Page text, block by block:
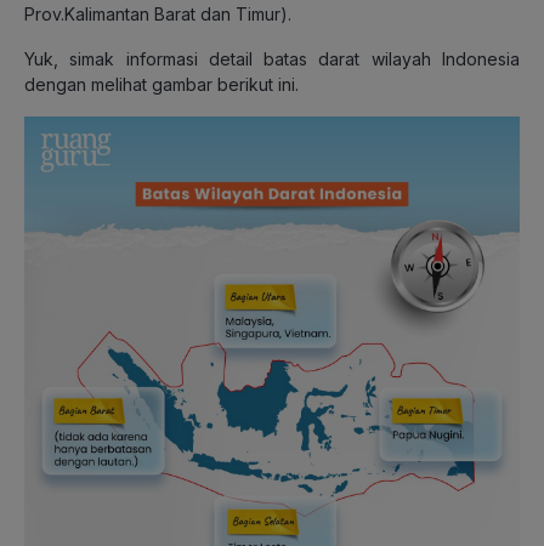
Prov.Kalimantan Barat dan Timur).
Yuk, simak informasi detail batas darat wilayah Indonesia
dengan melihat gambar berikut ini.